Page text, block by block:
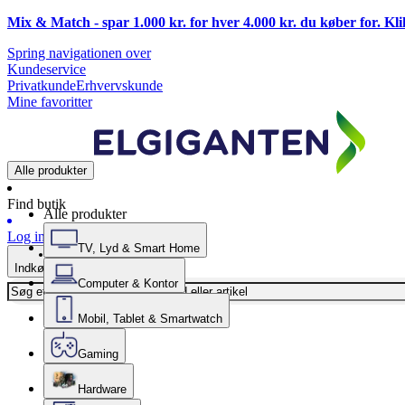
Mix & Match - spar 1.000 kr. for hver 4.000 kr. du køber for.
Spring navigationen over
Kundeservice
PrivatkundeErhvervskunde
Mine favoritter
Alle produkter
Find butik
Log ind
Indkøbskurv
Alle produkter
TV, Lyd & Smart Home
Computer & Kontor
Mobil, Tablet & Smartwatch
Gaming
Hardware